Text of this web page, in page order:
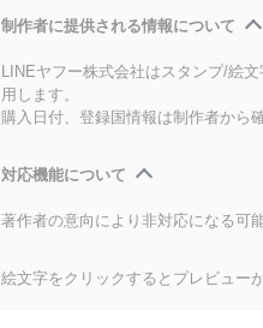
制作者に提供される情報について
LINEヤフー株式会社はスタンプ/絵
用します。
購入日付、登録国情報は制作者から
対応機能について
著作者の意向により非対応になる可
絵文字をクリックするとプレビュー